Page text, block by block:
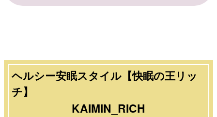
ヘルシー安眠スタイル【快眠の王リッ
チ】
KAIMIN_RICH